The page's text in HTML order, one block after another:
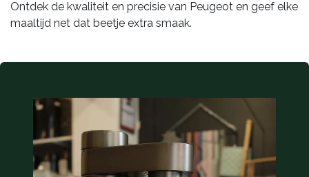
Ontdek de kwaliteit en precisie van Peugeot en geef elke
maaltijd net dat beetje extra smaak.